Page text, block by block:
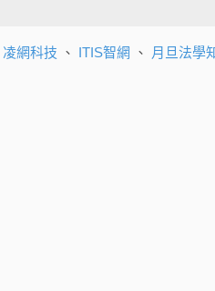
凌網科技 、 ITIS智網 、 月旦法學